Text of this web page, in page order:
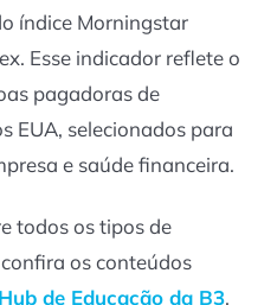
índice Morningstar
Esse indicador reflete o
pagadoras de
EUA, selecionados para
e saúde financeira.
todos os tipos de
os conteúdos
Hub de Educação da B3.